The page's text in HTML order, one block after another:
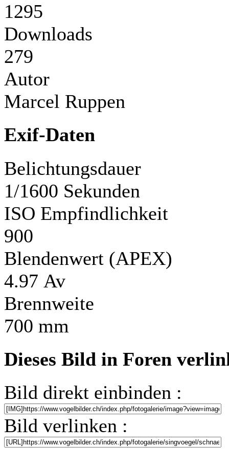
1295
Downloads
279
Autor
Marcel Ruppen
Exif-Daten
Belichtungsdauer
1/1600 Sekunden
ISO Empfindlichkeit
900
Blendenwert (APEX)
4.97 Av
Brennweite
700 mm
Dieses Bild in Foren
Bild direkt einbinden :
Bild verlinken :